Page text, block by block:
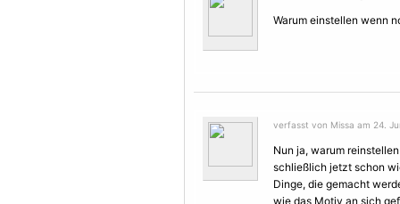
Warum einstellen wenn
verfasst von Missa am 24.
Nun ja, warum
schließlich jetzt schon
Dinge, die gemacht
wie das Motiv an sich